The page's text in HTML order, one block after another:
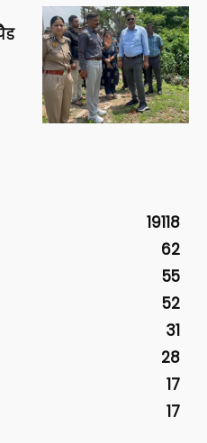
19118
62
55
52
31
28
17
17